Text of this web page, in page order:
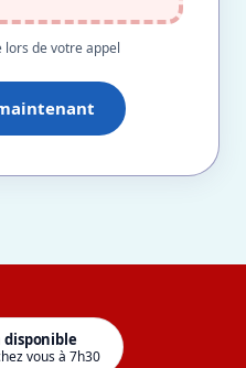
lors de votre appel
vous à 7h30